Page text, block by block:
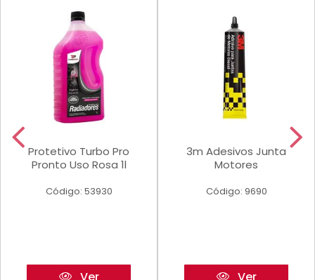
Protetivo Turbo Pro
Pronto Uso Rosa 1l
Código: 53930
3m Adesivos Junta
Motores
Código: 9690